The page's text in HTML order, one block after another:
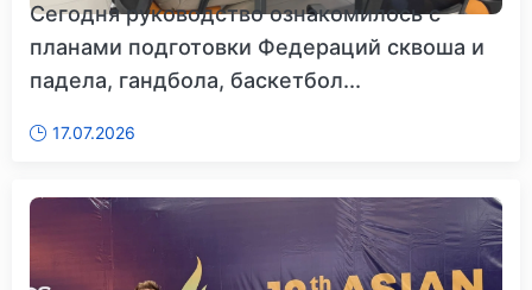
Сегодня руководство ознакомилось с
планами подготовки Федераций сквоша и
падела, гандбола, баскетбол...
17.07.2026